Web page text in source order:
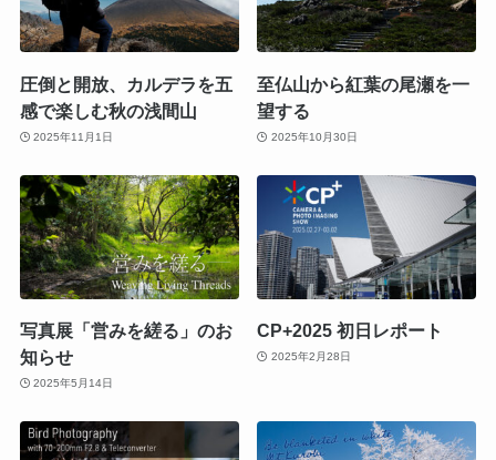
圧倒と開放、カルデラを五
感で楽しむ秋の浅間山
2025年11月1日
至仏山から紅葉の尾瀬を一
望する
2025年10月30日
写真展「営みを縒る」のお
知らせ
2025年5月14日
CP+2025 初日レポート
2025年2月28日